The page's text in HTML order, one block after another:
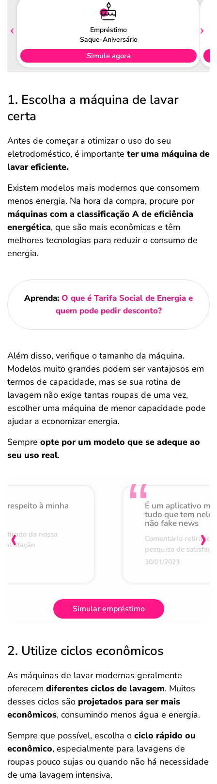
Empréstimo
Saque-Aniversário
Simule agora
1. Escolha a máquina de lavar
certa
Antes de começar a otimizar o uso do seu
eletrodoméstico, é importante ter uma máquina de
lavar eficiente.
Existem modelos mais modernos que consomem
menos energia. Na hora da compra, procure por
máquinas com a classificação A de eficiência
energética, que são mais econômicas e têm
melhores tecnologias para reduzir o consumo de
energia.
Aprenda: O que é Tarifa Social de Energia e
quem pode pedir desconto?
Além disso, verifique o tamanho da máquina.
Modelos muito grandes podem ser vantajosos em
termos de capacidade, mas se sua rotina de
lavagem não exige tantas roupas de uma vez,
escolher uma máquina de menor capacidade pode
ajudar a economizar energia.
Sempre opte por um modelo que se adeque ao
seu uso real.
respeito à minha
da nossa
É um aplicativo
tudo que tem nele
não fake news
Comentário retirado
pesquisa de
30/01/2023
‹ ›
Simular empréstimo
2. Utilize ciclos econômicos
As máquinas de lavar modernas geralmente
oferecem diferentes ciclos de lavagem. Muitos
desses ciclos são projetados para ser mais
econômicos, consumindo menos água e energia.
Sempre que possível, escolha o ciclo rápido ou
econômico, especialmente para lavagens de
roupas pouco sujas ou quando não há necessidade
de uma lavagem intensiva.